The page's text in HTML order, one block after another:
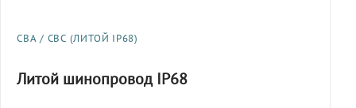
СВА / СВС (ЛИТОЙ IP68)
Литой шинопровод IP68